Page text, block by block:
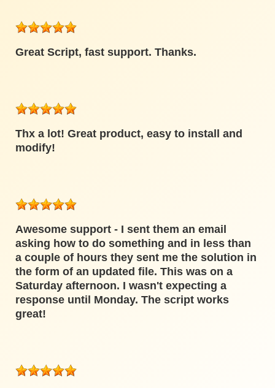
Great Script, fast support. Thanks.
Thx a lot! Great product, easy to install and
modify!
Awesome support - I sent them an email
asking how to do something and in less than
a couple of hours they sent me the solution in
the form of an updated file. This was on a
Saturday afternoon. I wasn't expecting a
response until Monday. The script works
great!